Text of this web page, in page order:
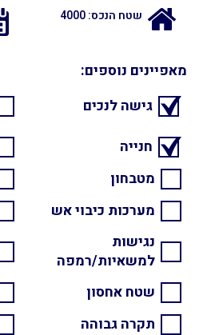
שטח הנכס: 4000
מאפיינים נוספים:
גישה לנכים
חנייה
מטבחון
מערכות כיבוי אש
נגישות
למשאיות/רמפה
שטח אחסון
תקרה גבוהה